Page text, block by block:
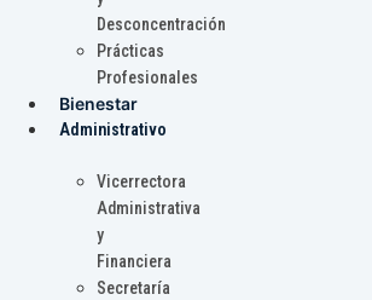
Desconcentración
Prácticas
Profesionales
Bienestar
Administrativo
Vicerrectora
Administrativa
y
Financiera
Secretaría